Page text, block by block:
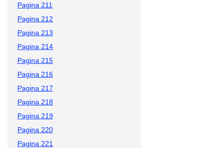
Pagina 211
Pagina 212
Pagina 213
Pagina 214
Pagina 215
Pagina 216
Pagina 217
Pagina 218
Pagina 219
Pagina 220
Pagina 221